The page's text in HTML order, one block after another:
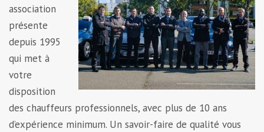
association
présente
depuis 1995
qui met à
votre
disposition
des chauffeurs professionnels, avec plus de 10 ans
d’expérience minimum. Un savoir-faire de qualité vous